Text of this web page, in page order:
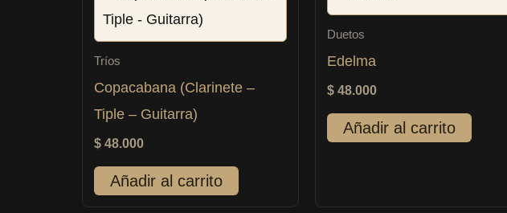
Tríos
Copacabana (Clarinete –
Tiple – Guitarra)
$ 48.000
Añadir al carrito
Duetos
Edelma
$ 48.000
Añadir al carrito